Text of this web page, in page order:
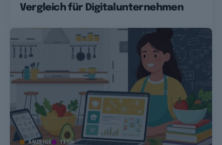
Vergleich für Digitalunternehmen
ANZEIGE TECH